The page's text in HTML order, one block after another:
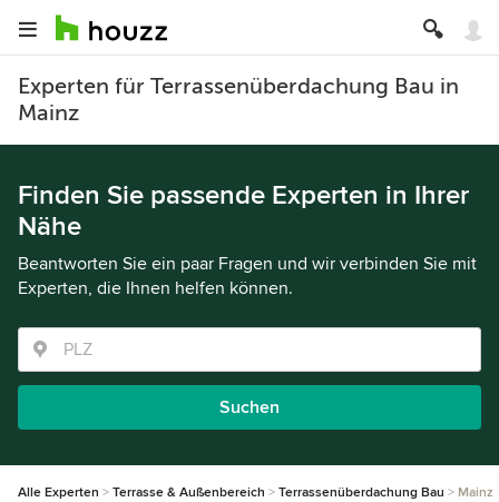
Experten für Terrassenüberdachung Bau in
Mainz
Finden Sie passende Experten in Ihrer
Nähe
Beantworten Sie ein paar Fragen und wir verbinden Sie mit
Experten, die Ihnen helfen können.
Suchen
Alle Experten Terrasse & Außenbereich Terrassenüberdachung Bau Mainz